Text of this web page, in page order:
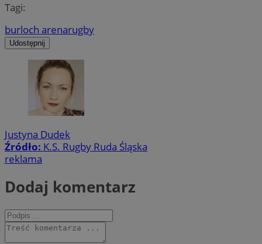
Tagi:
burloch arenarugby
Udostępnij
Justyna Dudek
Źródło: K.S. Rugby Ruda Śląska
reklama
Dodaj komentarz